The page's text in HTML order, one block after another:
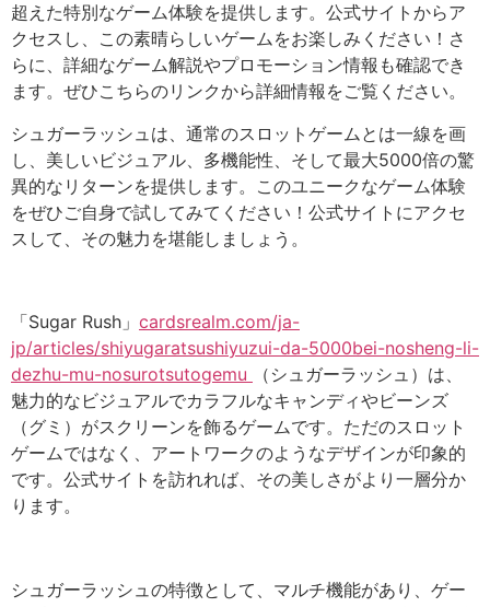
超えた特別なゲーム体験を提供します。公式サイトからア
クセスし、この素晴らしいゲームをお楽しみください！さ
らに、詳細なゲーム解説やプロモーション情報も確認でき
ます。ぜひこちらのリンクから詳細情報をご覧ください。
シュガーラッシュは、通常のスロットゲームとは一線を画
し、美しいビジュアル、多機能性、そして最大5000倍の驚
異的なリターンを提供します。このユニークなゲーム体験
をぜひご自身で試してみてください！公式サイトにアクセ
スして、その魅力を堪能しましょう。
「Sugar Rush」 cardsrealm.com/ja-
jp/articles/shiyugaratsushiyuzui-da-5000bei-nosheng-li-
dezhu-mu-nosurotsutogemu
（シュガーラッシュ）は、
魅力的なビジュアルでカラフルなキャンディやビーンズ
（グミ）がスクリーンを飾るゲームです。ただのスロット
ゲームではなく、アートワークのようなデザインが印象的
です。公式サイトを訪れれば、その美しさがより一層分か
ります。
シュガーラッシュの特徴として、マルチ機能があり、ゲー